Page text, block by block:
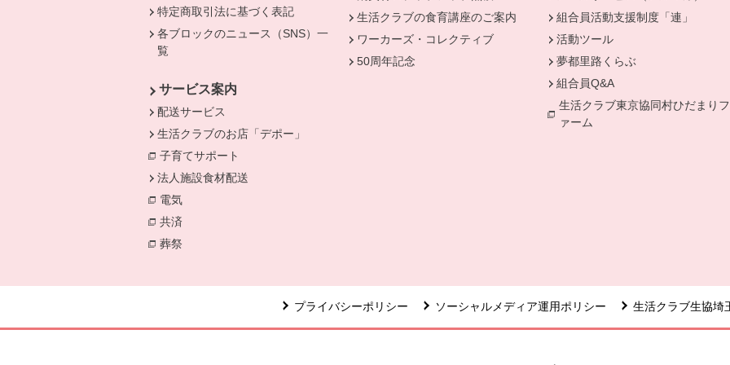
特定商取引法に基づく表記
各ブロックのニュース（SNS）一
覧
サービス案内
配送サービス
生活クラブのお店「デポー」
子育てサポート
法人施設食材配送
電気
共済
葬祭
生活クラブの食育講座のご案内
ワーカーズ・コレクティブ
50周年記念
組合員活動支援制度「連」
活動ツール
夢都里路くらぶ
組合員Q&A
生活クラブ東京協同村ひだまりフ
ァーム
プライバシーポリシー ソーシャルメディア運用ポリシー 生活クラブ生協埼